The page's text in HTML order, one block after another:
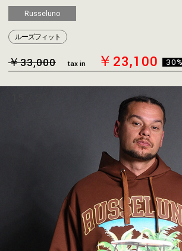
Russeluno
ルーズフィット
￥33,000 tax in ￥23,100